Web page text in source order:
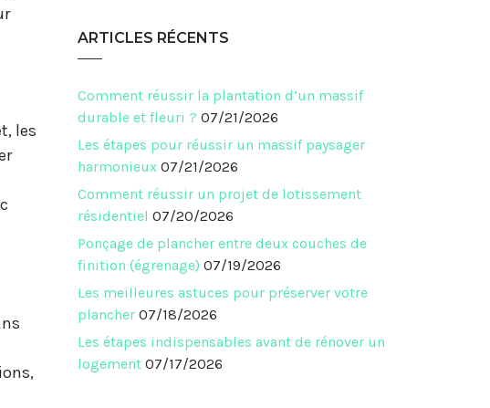
les
ARTICLES RÉCENTS
Comment réussir la plantation d’un massif
durable et fleuri ? 07/21/2026
Les étapes pour réussir un massif paysager
harmonieux 07/21/2026
Comment réussir un projet de lotissement
résidentiel 07/20/2026
Ponçage de plancher entre deux couches de
finition (égrenage) 07/19/2026
Les meilleures astuces pour préserver votre
plancher 07/18/2026
Les étapes indispensables avant de rénover un
logement 07/17/2026